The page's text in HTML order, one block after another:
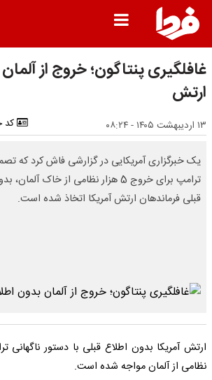
غافلگیری پنتاگون؛ خروج از
ارتش
۱۳ اردیبهشت ۱۴۰۵ - ۰۸:۲۴ کد
یک خبرگزاری آمریکایی در گزارشی فاش کرد که
ترامپ برای خروج 5 هزار نظامی از خاک
قبلی فرماندهان ارتش آمریکا اتخاذ شده است.
نظامی از آلمان مواجه شده است.